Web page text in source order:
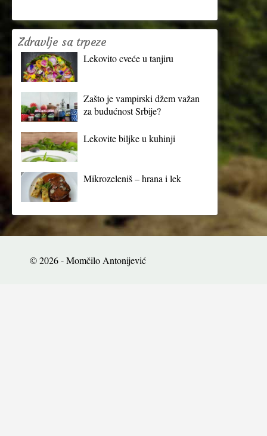
Zdravlje sa trpeze
Lekovito cveće u tanjiru
Zašto je vampirski džem važan
za budućnost Srbije?
Lekovite biljke u kuhinji
Mikrozeleniš – hrana i lek
© 2026 - Momčilo Antonijević